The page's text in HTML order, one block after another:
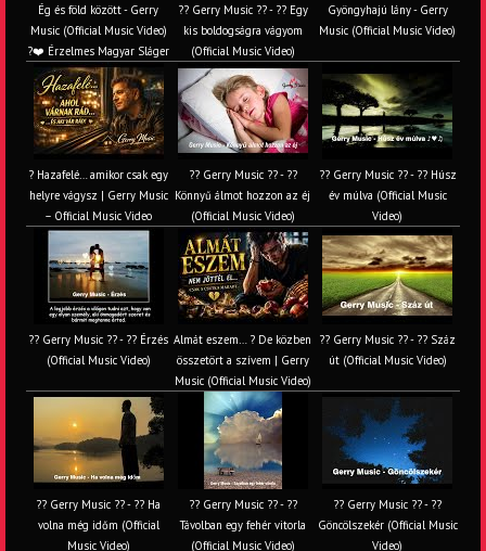
Ég és föld között - Gerry
Music (Official Music Video)
?❤️ Érzelmes Magyar Sláger
?? Gerry Music ?? - ?? Egy
kis boldogságra vágyom
(Official Music Video)
Gyöngyhajú lány - Gerry
Music (Official Music Video)
? Hazafelé… amikor csak egy
helyre vágysz | Gerry Music
– Official Music Video
?? Gerry Music ?? - ??
Könnyű álmot hozzon az éj
(Official Music Video)
?? Gerry Music ?? - ?? Húsz
év múlva (Official Music
Video)
?? Gerry Music ?? - ?? Érzés
(Official Music Video)
Almát eszem… ? De közben
összetört a szívem | Gerry
Music (Official Music Video)
?? Gerry Music ?? - ?? Száz
út (Official Music Video)
?? Gerry Music ?? - ?? Ha
volna még időm (Official
Music Video)
?? Gerry Music ?? - ??
Távolban egy fehér vitorla
(Official Music Video)
?? Gerry Music ?? - ??
Göncölszekér (Official Music
Video)